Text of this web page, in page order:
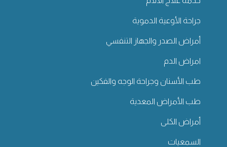
جراحة الأوعية الدموية
أمراض الصدر والجهاز التنفسي
امراض الدم
طب الأسنان وجراحة الوجه والفكين
طب الأمراض المعدية
أمراض الكلى
السمعيات